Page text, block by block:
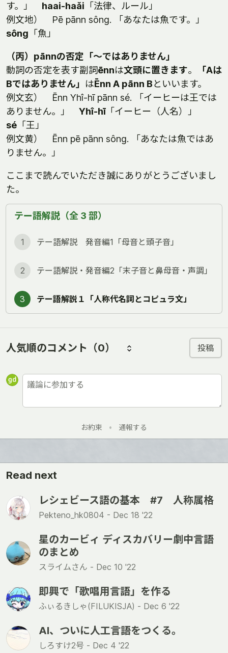
す。」 haai-haǎi 「法律、ルール」
例文地） Pē pānn sông. 「あなたは魚です。」
sông 「魚」
（丙）pānnの否定「～ではありません」
動詞の否定を表す副詞ēnnは文頭に置きます。
「Aは
Bではありません」 はĒnn A pānn Bといいます。
例文玄） Ēnn Yhî-hī pānn sé. 「イーヒーは王では
ありません。」 Yhî-hī「イーヒー（人名）」
sé 「王」
例文黄） Ēnn pē pānn sông. 「あなたは魚ではあ
りません。」
ここまで読んでいただき誠にありがとうございまし
た。
テー語解説（全 3 部）
1 テー語解説 発音編1「母音と頭子音」
2 テー語解説・発音編2「末子音と鼻母音・声調」
3 テー語解説１「人称代名詞とコピュラ文」
人気順のコメント （0） 投稿
お約束 • 通報する
Read next
レシェビース語の基本 #7 人称属格
Pekteno_hk0804 - Dec 18 '22
星のカービィ ディスカバリー劇中言語
のまとめ
スライムさん - Dec 10 '22
即興で「歌唱用言語」を作る
ふぃるきしゃ(FILUKISJA) - Dec 6 '22
AI、ついに人工言語をつくる。
しろすけ2号 - Dec 4 '22